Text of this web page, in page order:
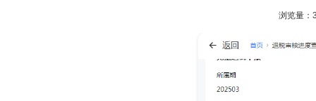
浏览量：